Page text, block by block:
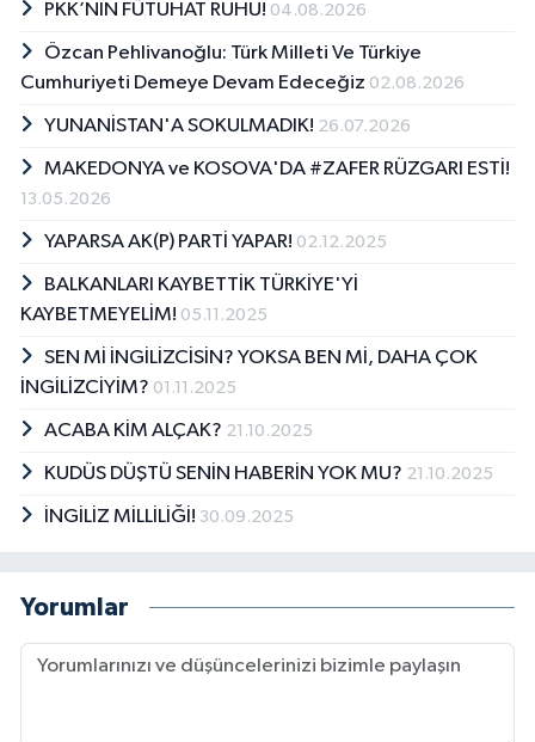
PKK’NIN FÜTUHAT RUHU! 04.08.2026
Özcan Pehlivanoğlu: Türk Milleti Ve Türkiye
Cumhuriyeti Demeye Devam Edeceğiz 02.08.2026
YUNANİSTAN'A SOKULMADIK! 26.07.2026
MAKEDONYA ve KOSOVA'DA #ZAFER RÜZGARI ESTİ!
13.05.2026
YAPARSA AK(P) PARTİ YAPAR! 02.12.2025
BALKANLARI KAYBETTİK TÜRKİYE'Yİ
KAYBETMEYELİM! 05.11.2025
SEN Mİ İNGİLİZCİSİN? YOKSA BEN Mİ, DAHA ÇOK
İNGİLİZCİYİM? 01.11.2025
ACABA KİM ALÇAK? 21.10.2025
KUDÜS DÜŞTÜ SENİN HABERİN YOK MU? 21.10.2025
İNGİLİZ MİLLİLİĞİ! 30.09.2025
Yorumlar